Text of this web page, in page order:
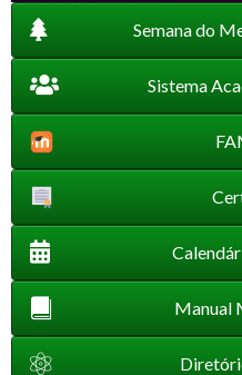
Semana do
Sistema
Manual